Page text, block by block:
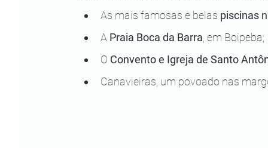
As mais famosas e belas piscinas
A Praia Boca da Barra , em Boipeba;
O Convento e Igreja de Santo
Canavieiras, um povoado nas